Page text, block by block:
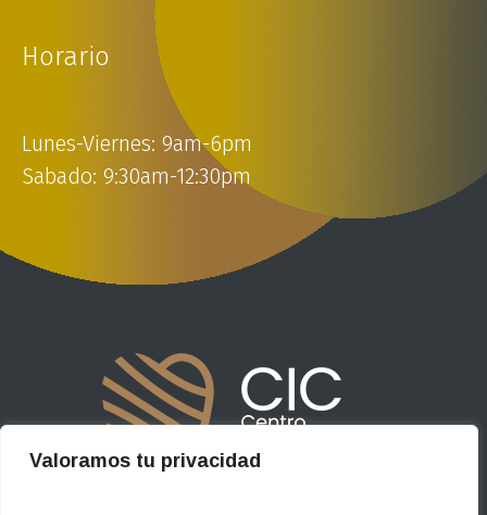
Valoramos tu privacidad
Horario
Lunes-Viernes: 9am-6pm
Sabado: 9:30am-12:30pm